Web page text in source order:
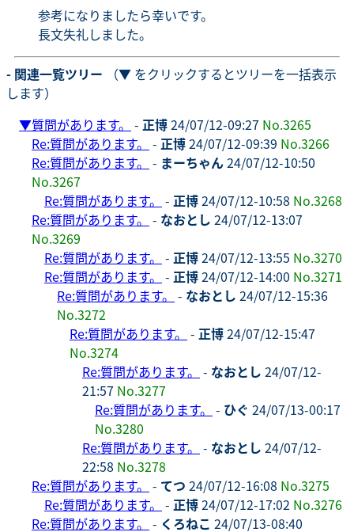
参考になりましたら幸いです。
長文失礼しました。
- 関連一覧ツリー （▼ をクリックするとツリーを一括表示
します）
▼質問があります。 - 正博24/07/12-09:27 No.3265
Re:質問があります。 - 正博24/07/12-09:39 No.3266
Re:質問があります。 - まーちゃん24/07/12-10:50
No.3267
Re:質問があります。 - 正博24/07/12-10:58 No.3268
Re:質問があります。 - なおとし 24/07/12-13:07
No.3269
Re:質問があります。 - 正博24/07/12-13:55 No.3270
Re:質問があります。 - 正博24/07/12-14:00 No.3271
Re:質問があります。 - なおとし 24/07/12-15:36
No.3272
Re:質問があります。 - 正博24/07/12-15:47
No.3274
Re:質問があります。 - なおとし 24/07/12-
21:57 No.3277
Re:質問があります。 - ひぐ 24/07/13-00:17
No.3280
Re:質問があります。 - なおとし 24/07/12-
22:58 No.3278
Re:質問があります。 - てつ 24/07/12-16:08 No.3275
Re:質問があります。 - 正博24/07/12-17:02 No.3276
Re:質問があります。 - くろねこ 24/07/13-08:40